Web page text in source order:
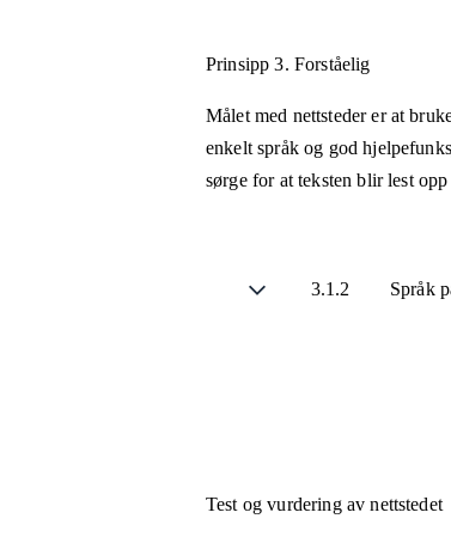
Prinsipp 3. Forståelig
Målet med nettsteder er at
enkelt språk og god
sørge for at teksten blir lest
3.1.2 Språk
Test og vurdering av nettstedet